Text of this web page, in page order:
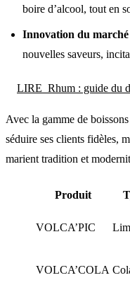
boire d’alcool, tout en
Innovation du marché
nouvelles saveurs,
LIRE Rhum : guide du
Avec la gamme de
séduire ses clients fidèles,
marient tradition et
Produit
VOLCA’PIC
VOLCA’COLA